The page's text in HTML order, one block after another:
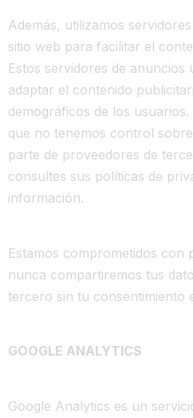
Además, utilizamos
sitio web para facilitar el
Estos servidores de anuncios
adaptar el contenido
demográficos de los
que no tenemos control
parte de proveedores de
consultes sus políticas de
información.
Estamos comprometidos con
nunca compartiremos tus
tercero sin tu consentimiento
GOOGLE ANALYTICS
Google Analytics es un